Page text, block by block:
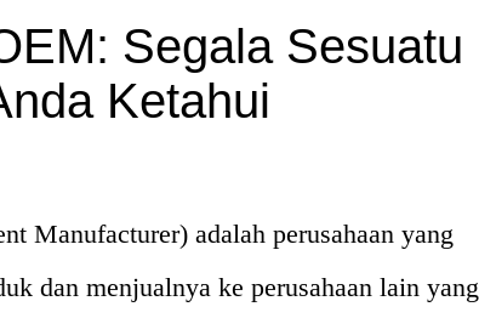
Segala Sesuatu
Ketahui
Manufacturer) adalah perusahaan yang
dan menjualnya ke perusahaan lain yang